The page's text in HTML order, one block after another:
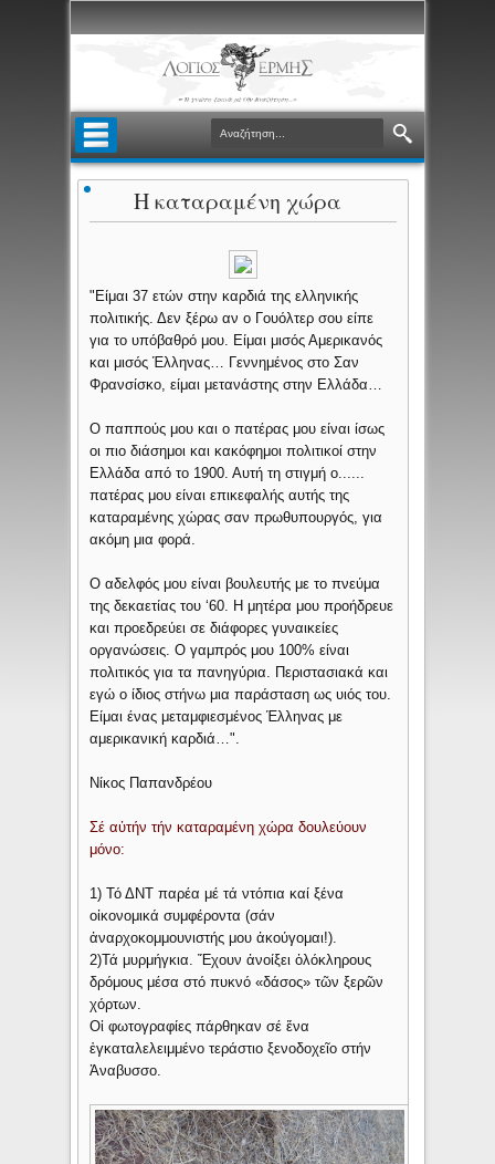
Η καταραμένη χώρα
"Είμαι 37 ετών στην καρδιά της ελληνικής
πολιτικής. Δεν ξέρω αν ο Γουόλτερ σου είπε
για το υπόβαθρό μου. Είμαι μισός Αμερικανός
και μισός Έλληνας… Γεννημένος στο Σαν
Φρανσίσκο, είμαι μετανάστης στην Ελλάδα…
Ο παππούς μου και ο πατέρας μου είναι ίσως
οι πιο διάσημοι και κακόφημοι πολιτικοί στην
Ελλάδα από το 1900. Αυτή τη στιγμή ο......
πατέρας μου είναι επικεφαλής αυτής της
καταραμένης χώρας σαν πρωθυπουργός, για
ακόμη μια φορά.
Ο αδελφός μου είναι βουλευτής με το πνεύμα
της δεκαετίας του ‘60. Η μητέρα μου προήδρευε
και προεδρεύει σε διάφορες γυναικείες
οργανώσεις. Ο γαμπρός μου 100% είναι
πολιτικός για τα πανηγύρια. Περιστασιακά και
εγώ ο ίδιος στήνω μια παράσταση ως υιός του.
Είμαι ένας μεταμφιεσμένος Έλληνας με
αμερικανική καρδιά…".
Νίκος Παπανδρέου
Σέ αὐτήν τήν καταραμένη χώρα δουλεύουν
μόνο:
1) Τό ΔΝΤ παρέα μέ τά ντόπια καί ξένα
οἰκονομικά συμφέροντα (σάν
ἀναρχοκομμουνιστής μου ἀκούγομαι!).
2)Τά μυρμήγκια. Ἔχουν ἀνοίξει ὁλόκληρους
δρόμους μέσα στό πυκνό «δάσος» τῶν ξερῶν
χόρτων.
Οἱ φωτογραφίες πάρθηκαν σέ ἕνα
ἐγκαταλελειμμένο τεράστιο ξενοδοχεῖο στήν
Ἀναβυσσο.